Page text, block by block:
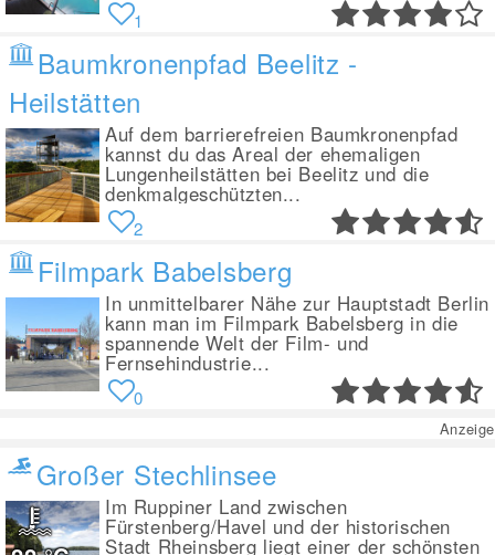
1
Baumkronenpfad Beelitz -
Heilstätten
Auf dem barrierefreien Baumkronenpfad
kannst du das Areal der ehemaligen
Lungenheilstätten bei Beelitz und die
denkmalgeschützten...
2
Filmpark Babelsberg
In unmittelbarer Nähe zur Hauptstadt Berlin
kann man im Filmpark Babelsberg in die
spannende Welt der Film- und
Fernsehindustrie...
0
Anzeige
Großer Stechlinsee
Im Ruppiner Land zwischen
Fürstenberg/Havel und der historischen
Stadt Rheinsberg liegt einer der schönsten